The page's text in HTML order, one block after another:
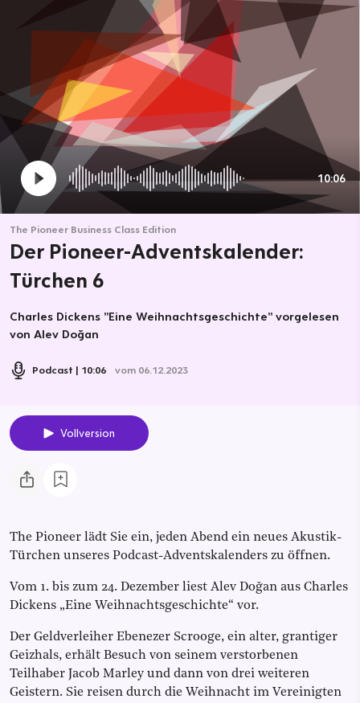
10:06
The Pioneer Business Class Edition
Der Pioneer-Adventskalender:
Türchen 6
Charles Dickens "Eine Weihnachtsgeschichte" vorgelesen
von Alev Doğan
Podcast 10:06 vom 06.12.2023
Vollversion
The Pioneer lädt Sie ein, jeden Abend ein neues Akustik-
Türchen unseres Podcast-Adventskalenders zu öffnen.
Vom 1. bis zum 24. Dezember liest Alev Doğan aus Charles
Dickens „Eine Weihnachtsgeschichte“ vor.
Der Geldverleiher Ebenezer Scrooge, ein alter, grantiger
Geizhals, erhält Besuch von seinem verstorbenen
Teilhaber Jacob Marley und dann von drei weiteren
Geistern. Sie reisen durch die Weihnacht im Vereinigten